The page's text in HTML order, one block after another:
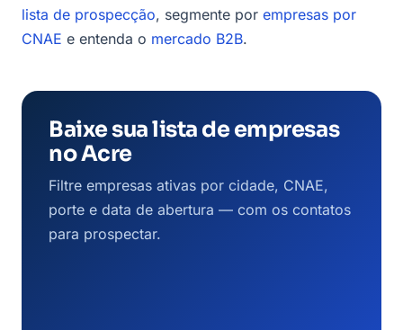
lista de prospecção, segmente por empresas por
CNAE e entenda o mercado B2B.
Baixe sua lista de empresas
no Acre
Filtre empresas ativas por cidade, CNAE,
porte e data de abertura — com os contatos
para prospectar.